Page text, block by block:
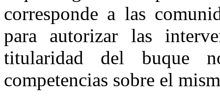
corresponde a las
para autorizar las
titularidad del buque
competencias sobre el